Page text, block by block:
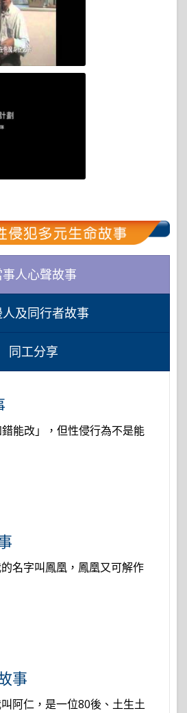
事人心聲故事
人及同行者故事
同工分享
能改」，但性侵行為不是能
名字叫鳳凰，鳳凰又可解作
事
阿仁，是一位80後、土生土